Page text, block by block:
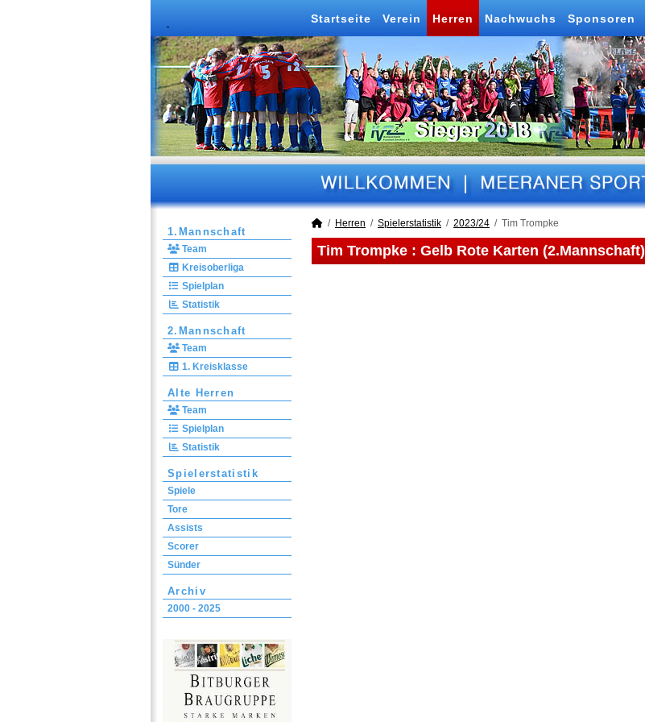
Startseite Verein Herren Nachwuchs Sponsoren
1.Mannschaft
Team
Kreisoberliga
Spielplan
Statistik
2.Mannschaft
Team
1. Kreisklasse
Alte Herren
Team
Spielplan
Statistik
Spielerstatistik
Spiele
Tore
Assists
Scorer
Sünder
Archiv
2000 - 2025
Herren Spielerstatistik 2023/24 Tim Trompke
Tim Trompke : Gelb Rote Karten (2.Mannschaft)